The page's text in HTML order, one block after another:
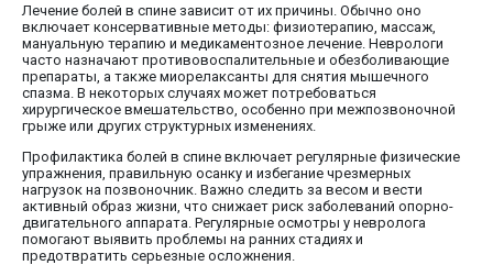
Лечение болей в спине зависит от их причины. Обычно оно
включает консервативные методы: физиотерапию, массаж,
мануальную терапию и медикаментозное лечение. Неврологи
часто назначают противовоспалительные и обезболивающие
препараты, а также миорелаксанты для снятия мышечного
спазма. В некоторых случаях может потребоваться
хирургическое вмешательство, особенно при межпозвоночной
грыже или других структурных изменениях.
Профилактика болей в спине включает регулярные физические
упражнения, правильную осанку и избегание чрезмерных
нагрузок на позвоночник. Важно следить за весом и вести
активный образ жизни, что снижает риск заболеваний опорно-
двигательного аппарата. Регулярные осмотры у невролога
помогают выявить проблемы на ранних стадиях и
предотвратить серьезные осложнения.